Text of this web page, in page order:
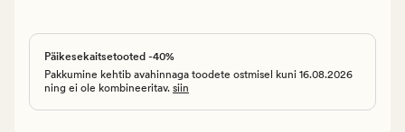
Päikesekaitsetooted -40%
Pakkumine kehtib avahinnaga toodete ostmisel kuni 16.08.2026
ning ei ole kombineeritav. siin